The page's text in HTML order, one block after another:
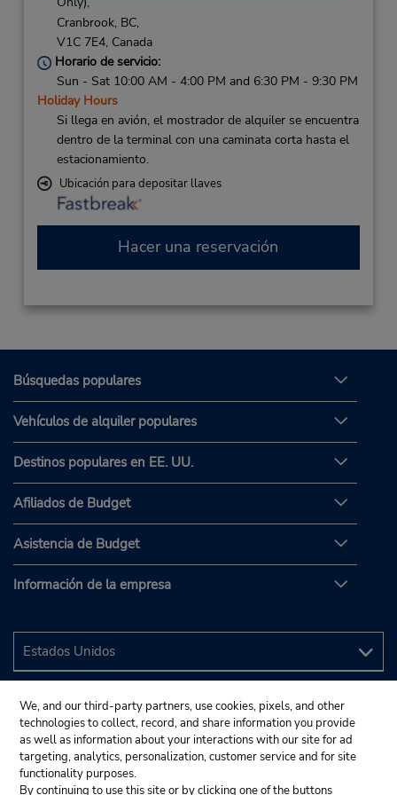
Cranbrook, BC,
V1C 7E4, Canada
Horario de servicio:
Sun - Sat 10:00 AM - 4:00 PM and 6:30 PM - 9:30 PM
Holiday Hours
Si llega en avión, el mostrador de alquiler se encuentra
dentro de la terminal con una caminata corta hasta el
estacionamiento.
Ubicación para depositar llaves
Hacer una reservación
Búsquedas populares
Vehículos de alquiler populares
Destinos populares en EE. UU.
Afiliados de Budget
Asistencia de Budget
Información de la empresa
We, and our third-party partners, use cookies, pixels, and other
technologies to collect, record, and share information you provide
as well as information about your interactions with our site for ad
targeting, analytics, personalization, customer service and for site
functionality purposes.
By continuing to use this site or by clicking one of the buttons